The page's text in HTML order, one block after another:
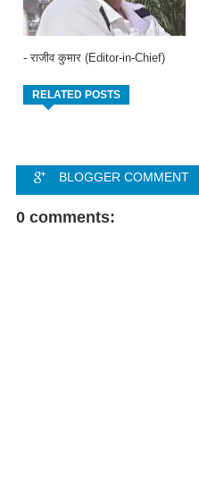
- राजीव कुमार (Editor-in-Chief)
RELATED POSTS
BLOGGER COMMENT
FACEBOOK COMMENT
0 comments: